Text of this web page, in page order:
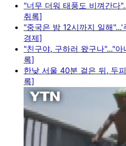
"너무 더워 태풍도 비껴간다
취록]
"중국은 밤 12시까지 일해
경제]
"친구야, 구하러 왔구나"..."
록]
한낮 서울 40분 걸은 뒤, 두
록]